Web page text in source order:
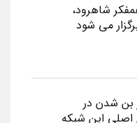
شاهرود،
بن شدن در
اصلی این شبکه